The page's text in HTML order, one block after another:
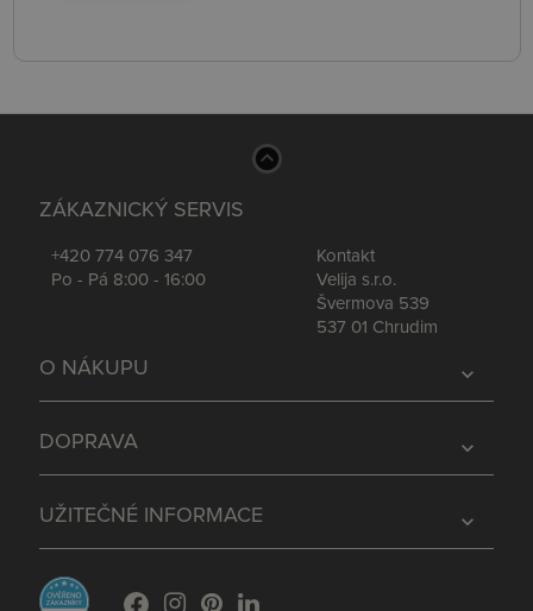
ZÁKAZNICKÝ SERVIS
+420 774 076 347
Po - Pá 8:00 - 16:00
Kontakt
Velija s.r.o.
Švermova 539
537 01 Chrudim
expand_more
O NÁKUPU
expand_more
DOPRAVA
expand_more
UŽITEČNÉ INFORMACE